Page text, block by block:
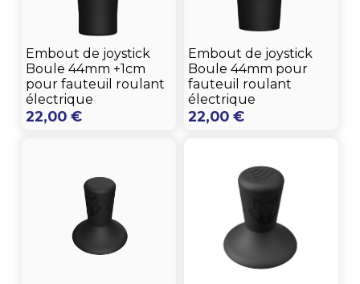
Embout de joystick
Boule 44mm +1cm
pour fauteuil roulant
électrique
22,00 €
Embout de joystick
Boule 44mm pour
fauteuil roulant
électrique
22,00 €